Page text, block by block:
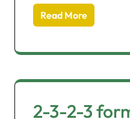
Read More
2-3-2-3